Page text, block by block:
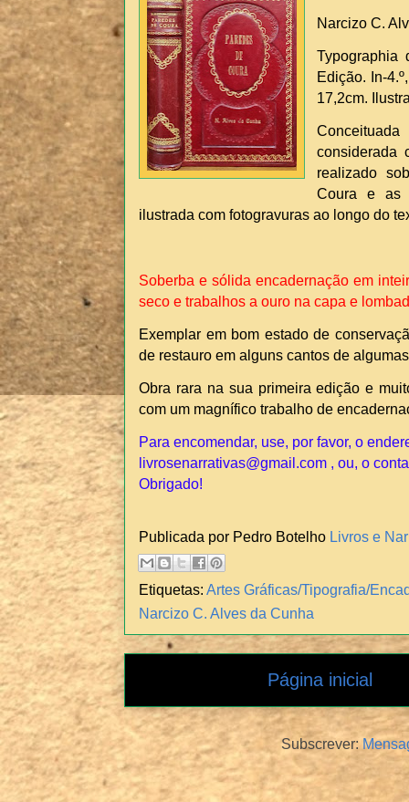
Narcizo C.
Typographia
Edição. In-
17,2cm.
considerada
realizado
Coura e as
ilustrada com fotogravuras ao longo do
Soberba e sólida encadernação em
seco e trabalhos a ouro na capa e
Exemplar em bom estado de
de restauro em alguns cantos de
Obra rara na sua primeira edição e
com um magnífico trabalho de
Para encomendar, use, por favor, o
livrosenarrativas@gmail.com , ou, o
Obrigado!
Publicada por Pedro Botelho Livros e
Etiquetas: Artes Gráficas/Tipografia/
Narcizo C. Alves da Cunha
Página inicial
Subscrever: